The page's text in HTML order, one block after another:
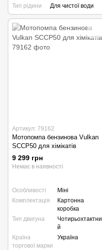
Тип рідини Для чистої води
Артикул: 79162
Мотопомпа бензинова Vulkan
SCCP50 для хімікатів
9 299 грн
Немає в наявності
Особливості
Міні
Комплектація
Картонна
коробка
Тип двигуна
Чотирьохтактни
й
Країна
торгової марки
Україна